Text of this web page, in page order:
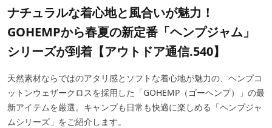
ナチュラルな着心地と風合いが魅力！
GOHEMPから春夏の新定番「ヘンプジャム」
シリーズが到着【アウトドア通信.540】
天然素材ならではのアタリ感とソフトな着心地が魅力の、ヘンプコ
ットンウェザークロスを採用した「GOHEMP（ゴーヘンプ）」の最
新アイテムを厳選。キャンプも日常も快適に楽しめる「ヘンプジャ
ムシリーズ」をご紹介します。